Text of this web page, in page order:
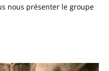
nous présenter le groupe